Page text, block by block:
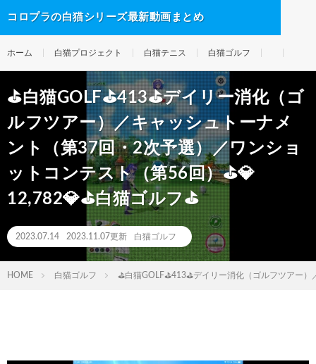
コロプラの白猫シリーズ最新動画まとめ
ホーム 白猫プロジェクト 白猫テニス 白猫ゴルフ
⛳白猫GOLF⛳413⛳デイリー消化（ゴ
ルフツアー）／キャッシュトーナメ
ント（第37回・2次予選）／ワンショ
ットコンテスト（第56回）⛳💎
12,782💎⛳白猫ゴルフ⛳
2023.07.14 2023.11.07更新 白猫ゴルフ
HOME 白猫ゴルフ ⛳白猫GOLF⛳413⛳デイリー消化（ゴルフツアー